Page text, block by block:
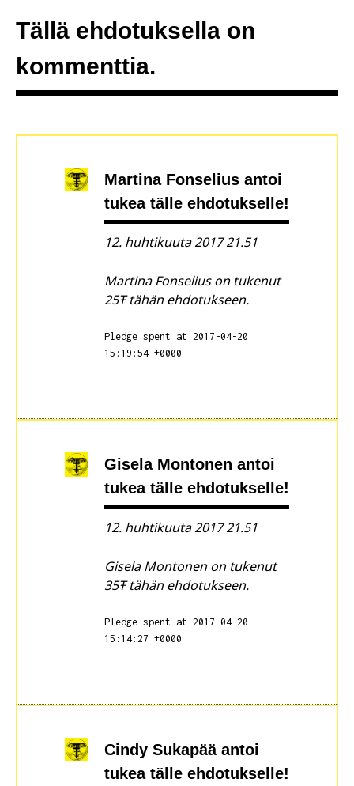
Tällä ehdotuksella on
kommenttia.
Martina Fonselius antoi
tukea tälle ehdotukselle!
12. huhtikuuta 2017 21.51
Martina Fonselius on tukenut
25Ŧ tähän ehdotukseen.
Pledge spent at 2017-04-20
15:19:54 +0000
Gisela Montonen antoi
tukea tälle ehdotukselle!
12. huhtikuuta 2017 21.51
Gisela Montonen on tukenut
35Ŧ tähän ehdotukseen.
Pledge spent at 2017-04-20
15:14:27 +0000
Cindy Sukapääantoi
tukea tälle ehdotukselle!